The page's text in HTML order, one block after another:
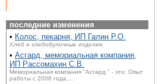
последние изменения
• Колос, пекарня, ИП Галин Р.О.
Хлеб и хлебобулочные изделия.
• Асгард, мемориальная компания,
ИП Рассомахин С.В.
Мемориальная компания "Асгард " - это: Опыт
работы с 2006 года....